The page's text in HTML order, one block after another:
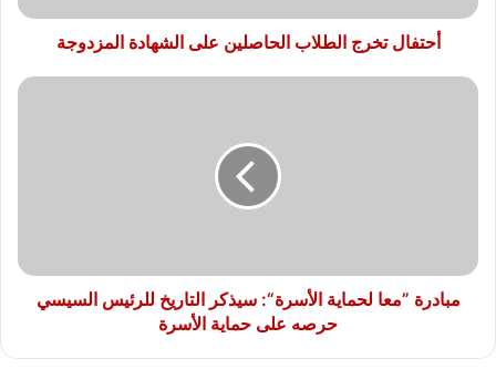
أحتفال تخرج الطلاب الحاصلين على الشهادة المزدوجة
مبادرة
حرصه
علىمبادرة ”معا لحماية الأسرة“: سيذكر التاريخ للرئيس السيسي
حرصه على حماية الأسرة